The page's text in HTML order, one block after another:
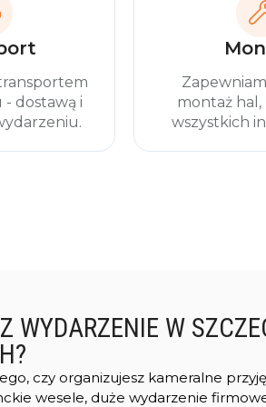
- dostawą i
montaż
wszystkich
WYDARZENIE W
czy organizujesz kameralne
wesele, duże wydarzenie